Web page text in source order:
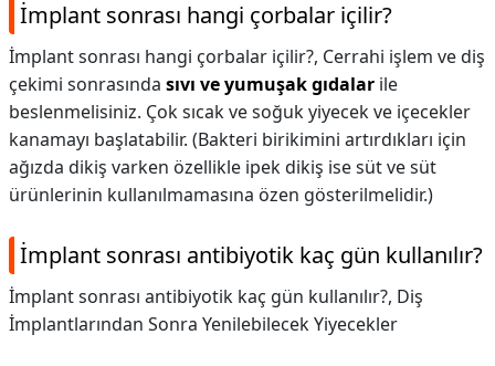
İmplant sonrası hangi çorbalar içilir?
İmplant sonrası hangi çorbalar içilir?, Cerrahi işlem ve diş
çekimi sonrasında sıvı ve yumuşak gıdalar ile
beslenmelisiniz. Çok sıcak ve soğuk yiyecek ve içecekler
kanamayı başlatabilir. (Bakteri birikimini artırdıkları için
ağızda dikiş varken özellikle ipek dikiş ise süt ve süt
ürünlerinin kullanılmamasına özen gösterilmelidir.)
İmplant sonrası antibiyotik kaç gün kullanılır?
İmplant sonrası antibiyotik kaç gün kullanılır?, Diş
İmplantlarından Sonra Yenilebilecek Yiyecekler